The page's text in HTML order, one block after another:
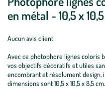
en métal - 10,5 x
Aucun avis client
Avec ce photophore lignes coloris
vos objectifs décoratifs et utiles
encombrant et résolument design,
dimensions sont 10,5 x 10,5 x 8,5 cm.
jour
jour